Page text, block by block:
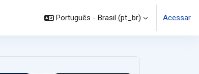
Português - Brasil ‎(pt_br)‎ Acessar